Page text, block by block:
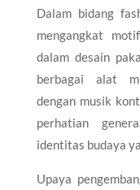
Dalam bidang
mengangkat
dalam desain
berbagai alat
dengan musik
perhatian
identitas budaya
Upaya